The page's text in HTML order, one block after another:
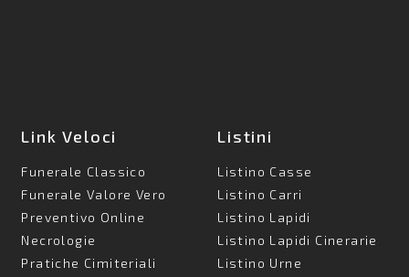
Link Veloci
Funerale Classico
Funerale Valore Vero
Preventivo Online
Necrologie
Pratiche Cimiteriali
Listini
Listino Casse
Listino Carri
Listino Lapidi
Listino Lapidi Cinerarie
Listino Urne